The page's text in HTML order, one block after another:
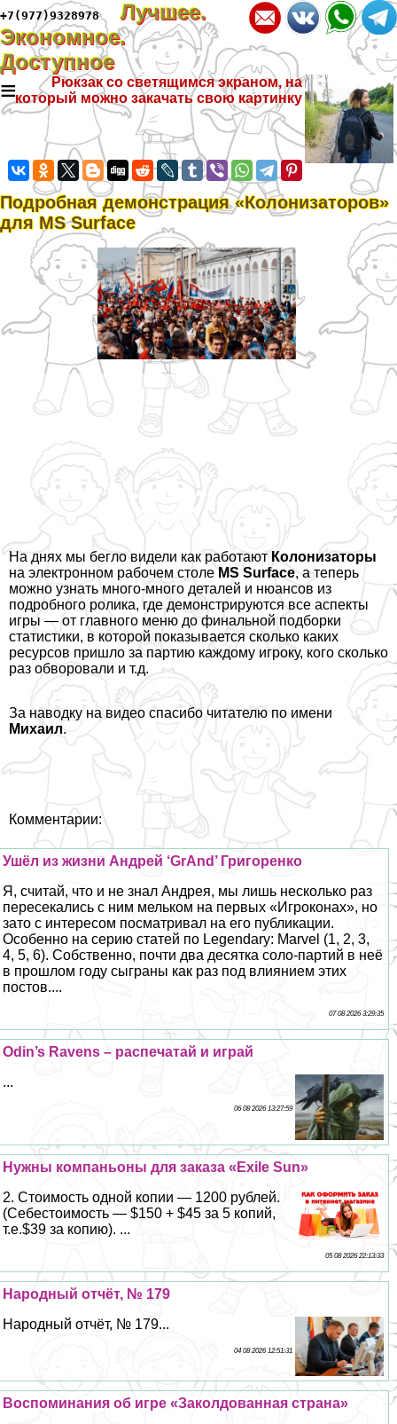
+7(977)9328978
Лучшее.
Экономное.
Доступное
≡
Рюкзак со светящимся экраном, на
который можно закачать свою картинку
Подробная демонстрация «Колонизаторов»
для MS Surface
На днях мы бегло видели как работают Колонизаторы
на электронном рабочем столеMS Surface, а теперь
можно узнать много-много деталей и нюансов из
подробного ролика, где демонстрируются все аспекты
игры — от главного меню до финальной подборки
статистики, в которой показывается сколько каких
ресурсов пришло за партию каждому игроку, кого сколько
раз обворовали и т.д.
За наводку на видео спасибо читателю по имени
Михаил.
Комментарии:
Ушёл из жизни Андрей ‘GrAnd’ Григоренко
Я, считай, что и не знал Андрея, мы лишь несколько раз
пересекались с ним мельком на первых «Игроконах», но
зато с интересом посматривал на его публикации.
Особенно на серию статей по Legendary: Marvel (1, 2, 3,
4, 5, 6). Собственно, почти два десятка соло-партий в неё
в прошлом году сыграны как раз под влиянием этих
постов....
07 08 2026 3:29:35
Odin’s Ravens – распечатай и играй
...
06 08 2026 13:27:59
Нужны компаньоны для заказа «Exile Sun»
2. Стоимость одной копии — 1200 рублей.
(Себестоимость — $150 + $45 за 5 копий,
т.е.$39 за копию). ...
05 08 2026 22:13:33
Народный отчёт, № 179
Народный отчёт, № 179...
04 08 2026 12:51:31
Воспоминания об игре «Заколдованная страна»